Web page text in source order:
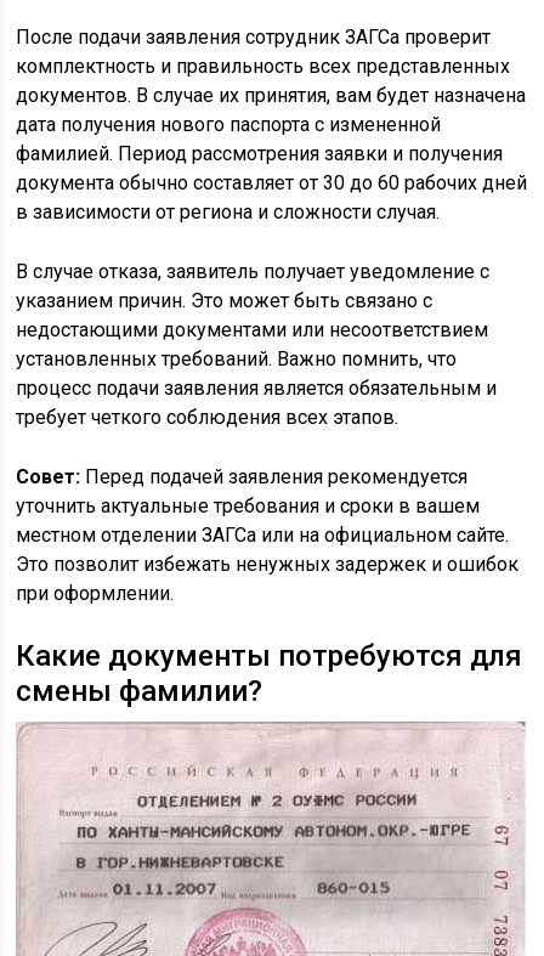
После подачи заявления сотрудник ЗАГСа проверит
комплектность и правильность всех представленных
документов. В случае их принятия, вам будет назначена
дата получения нового паспорта с измененной
фамилией. Период рассмотрения заявки и получения
документа обычно составляет от 30 до 60 рабочих дней
в зависимости от региона и сложности случая.
В случае отказа, заявитель получает уведомление с
указанием причин. Это может быть связано с
недостающими документами или несоответствием
установленных требований. Важно помнить, что
процесс подачи заявления является обязательным и
требует четкого соблюдения всех этапов.
Совет: Перед подачей заявления рекомендуется
уточнить актуальные требования и сроки в вашем
местном отделении ЗАГСа или на официальном сайте.
Это позволит избежать ненужных задержек и ошибок
при оформлении.
Какие документы потребуются для
смены фамилии?